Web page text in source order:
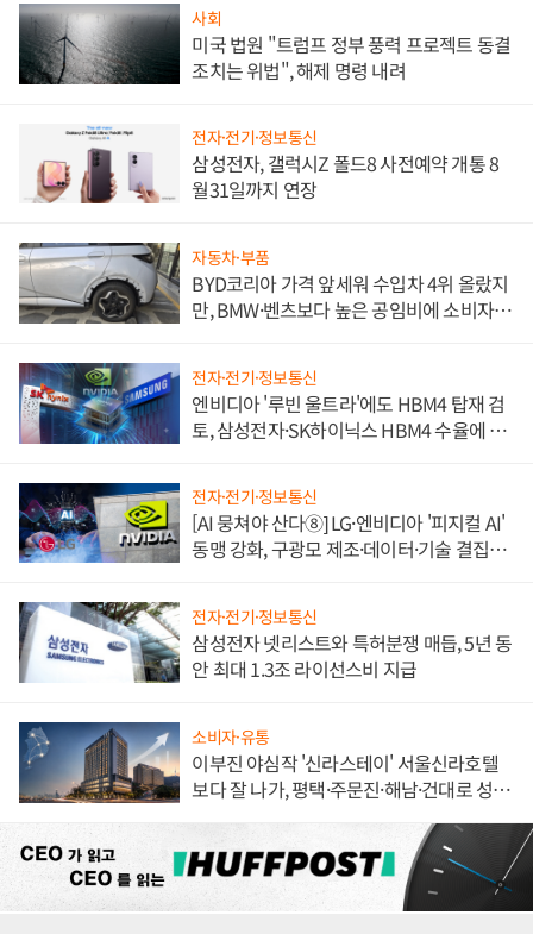
사회
미국 법원 "트럼프 정부 풍력 프로젝트 동결
조치는 위법", 해제 명령 내려
전자·전기·정보통신
삼성전자, 갤럭시Z 폴드8 사전예약 개통 8
월31일까지 연장
자동차·부품
BYD코리아 가격 앞세워 수입차 4위 올랐지
만, BMW·벤츠보다 높은 공임비에 소비자
전자·전기·정보통신
엔비디아 '루빈 울트라'에도 HBM4 탑재 검
토, 삼성전자·SK하이닉스 HBM4 수율에 주
전자·전기·정보통신
[AI 뭉쳐야 산다⑧] LG·엔비디아 '피지컬 AI'
동맹 강화, 구광모 제조·데이터·기술 결집
전자·전기·정보통신
삼성전자 넷리스트와 특허분쟁 매듭, 5년 동
안 최대 1.3조 라이선스비 지급
소비자·유통
이부진 야심작 '신라스테이' 서울신라호텔
보다 잘 나가, 평택·주문진·해남·건대로 성